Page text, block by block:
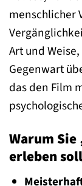
menschlicher
Art und
Gegenwart
das den Film
Warum Sie
erleben